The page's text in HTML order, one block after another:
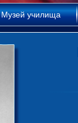
Музей училища